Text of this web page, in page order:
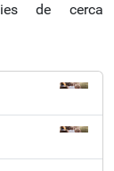
de cerca